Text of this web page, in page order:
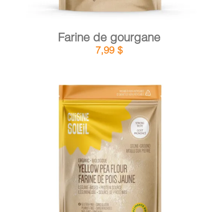
Farine de gourgane
7,99 $
AJOUTER AU PANIER / DÉTAILS